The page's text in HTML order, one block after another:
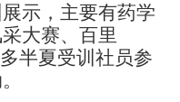
示，主要有药学
大赛、百里
半夏受训社员参